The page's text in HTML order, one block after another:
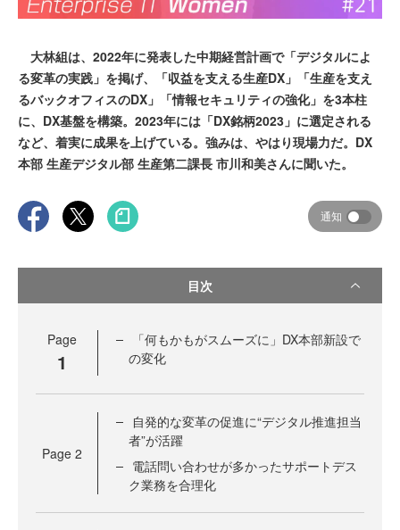
大林組は、2022年に発表した中期経営計画で「デジタルによ
る変革の実践」を掲げ、「収益を支える生産DX」「生産を支え
るバックオフィスのDX」「情報セキュリティの強化」を3本柱
に、DX基盤を構築。2023年には「DX銘柄2023」に選定される
など、着実に成果を上げている。強みは、やはり現場力だ。DX
本部 生産デジタル部 生産第二課長 市川和美さんに聞いた。
通知
目次
Page
1
「何もかもがスムーズに」DX本部新設で
の変化
Page 2
自発的な変革の促進に“デジタル推進担当
者”が活躍
電話問い合わせが多かったサポートデス
ク業務を合理化